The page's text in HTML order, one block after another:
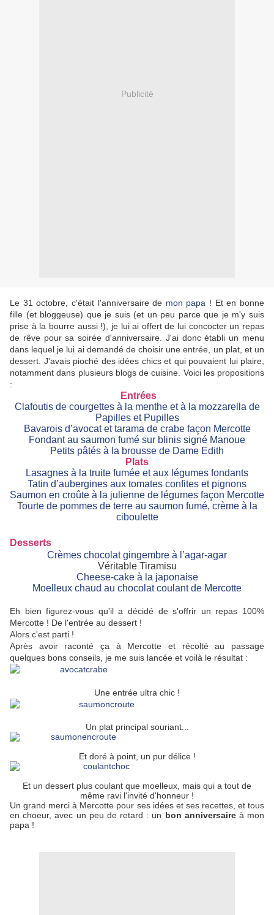
Publicité
Le 31 octobre, c'était l'anniversaire de mon papa ! Et en bonne
fille (et bloggeuse) que je suis (et un peu parce que je m'y suis
prise à la bourre aussi !), je lui ai offert de lui concocter un repas
de rêve pour sa soirée d'anniversaire. J'ai donc établi un menu
dans lequel je lui ai demandé de choisir une entrée, un plat, et un
dessert. J'avais pioché des idées chics et qui pouvaient lui plaire,
notamment dans plusieurs blogs de cuisine. Voici les propositions
:
Entrées
Clafoutis de courgettes à la menthe et à la mozzarella de
Papilles et Pupilles
Bavarois d’avocat et tarama de crabe façon Mercotte
Fondant au saumon fumé sur blinis signé Manoue
Petits pâtés à la brousse de Dame Edith
Plats
Lasagnes à la truite fumée et aux légumes fondants
Tatin d’aubergines aux tomates confites et pignons
Saumon en croûte à la julienne de légumes façon Mercotte
Tourte de pommes de terre au saumon fumé, crème à la
ciboulette
Desserts
Crèmes chocolat gingembre à l’agar-agar
Véritable Tiramisu
Cheese-cake à la japonaise
Moelleux chaud au chocolat coulant de Mercotte
Eh bien figurez-vous qu'il a décidé de s'offrir un repas 100%
Mercotte ! De l'entrée au dessert !
Alors c'est parti !
Après avoir raconté ça à Mercotte et récolté au passage
quelques bons conseils, je me suis lancée et voilà le résultat :
Une entrée ultra chic !
Un plat principal souriant...
Et doré à point, un pur délice !
Et un dessert plus coulant que moelleux, mais qui a tout de
même ravi l'invité d'honneur !
Un grand merci à Mercotte pour ses idées et ses recettes, et tous
en choeur, avec un peu de retard : un bon anniversaireà mon
papa !